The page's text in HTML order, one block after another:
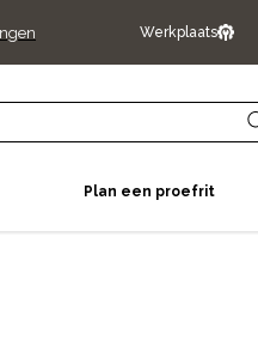
Werkplaats
Plan een proefrit